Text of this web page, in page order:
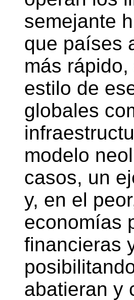
semejante
que países
más
estilo de
globales
modelo
casos, un
y, en el
economías
financieras
abatieran y